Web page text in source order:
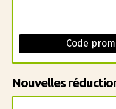
Code
Nouvelles